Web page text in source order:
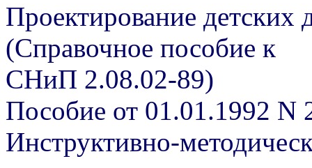
Проектирование
(Справочное пособие к
СНиП 2.08.02-89)
Пособие от 01.01.1992 N
Инструктивно-